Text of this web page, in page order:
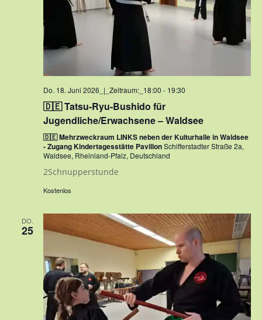
Do. 18. Juni 2026_|_Zeitraum:_18:00 - 19:30
🇩🇪 Tatsu-Ryu-Bushido für
Jugendliche/Erwachsene – Waldsee
🇩🇪 Mehrzweckraum LINKS neben der Kulturhalle in Waldsee
- Zugang Kindertagesstätte PavillonSchifferstadter Straße 2a,
Waldsee, Rheinland-Pfalz, Deutschland
2Schnupperstunde
Kostenlos
DO.
25